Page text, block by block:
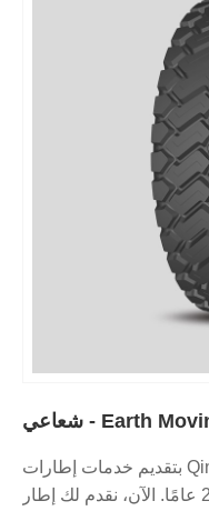
تلتزم شركة Qingdao Oxplo Tyre بتقديم خدمات إطارات
متميزة في الصين منذ أكثر من 20 عامًا. الآن، نقدم لك إطار